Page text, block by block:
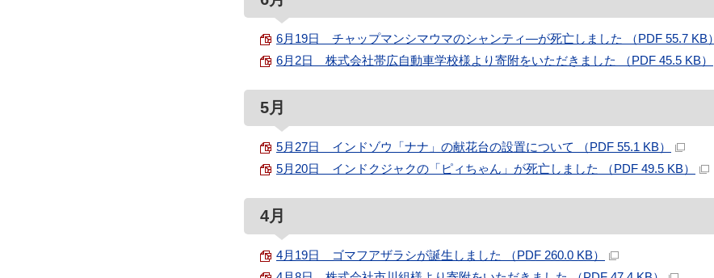
6月19日 チャップマンシマウマのシャンティ―が死亡しました （PDF 55.7 KB）
6月2日 株式会社帯広自動車学校様より寄附をいただきました （PDF 45.5 KB）
5月
5月27日 インドゾウ「ナナ」の献花台の設置について （PDF 55.1 KB）
5月20日 インドクジャクの「ピィちゃん」が死亡しました （PDF 49.5 KB）
4月
4月19日 ゴマフアザラシが誕生しました （PDF 260.0 KB）